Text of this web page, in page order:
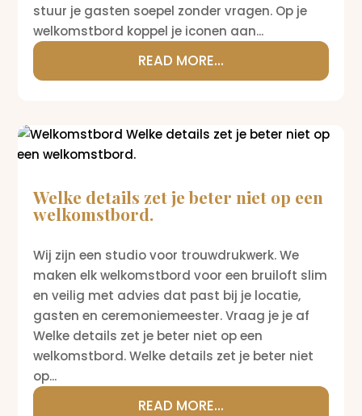
stuur je gasten soepel zonder vragen. Op je
welkomstbord koppel je iconen aan...
READ MORE...
Welke details zet je beter niet op een
welkomstbord.
Wij zijn een studio voor trouwdrukwerk. We
maken elk welkomstbord voor een bruiloft slim
en veilig met advies dat past bij je locatie,
gasten en ceremoniemeester. Vraag je je af
Welke details zet je beter niet op een
welkomstbord. Welke details zet je beter niet
op...
READ MORE...